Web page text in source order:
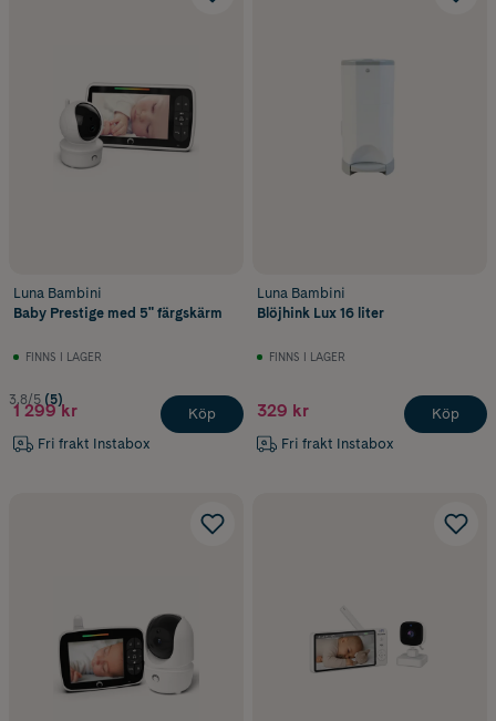
Luna Bambini
Baby Prestige med 5" färgskärm
FINNS I LAGER
3.8/5 (5)
1 299 kr
Fri frakt Instabox
Köp
Luna Bambini
Blöjhink Lux 16 liter
FINNS I LAGER
329 kr
Fri frakt Instabox
Köp